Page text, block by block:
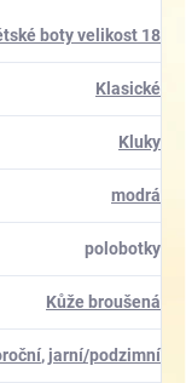
boty velikost 18
Klasické
Kluky
modrá
polobotky
Kůže broušená
, jarní/podzimní